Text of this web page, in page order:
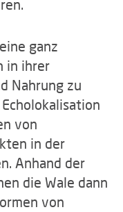
ganz
in ihrer
Nahrung zu
von
in der
Anhand der
die Wale dann
von